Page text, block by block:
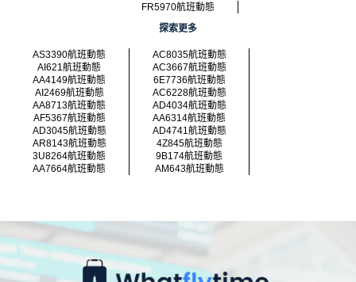
FR5970航班動態
探索更多
AS3390航班動態
AC8035航班動態
AI621航班動態
AC3667航班動態
AA4149航班動態
6E7736航班動態
AI2469航班動態
AC6228航班動態
AA8713航班動態
AD4034航班動態
AF5367航班動態
AA6314航班動態
AD3045航班動態
AD4741航班動態
AR8143航班動態
4Z845航班動態
3U8264航班動態
9B174航班動態
AA7664航班動態
AM643航班動態